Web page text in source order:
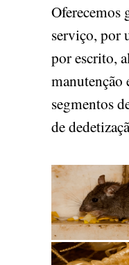
Oferecemos
serviço, por
por escrito,
manutenção
segmentos
de